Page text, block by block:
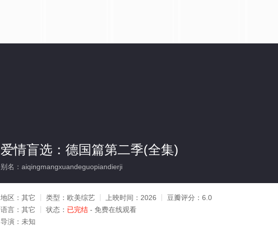
爱情盲选：德国篇第二季(全集)
别名：aiqingmangxuandeguopiandierji
地区： 其它 类型： 欧美综艺 上映时间： 2026 豆瓣评分： 6.0
语言： 其它 状态： 已完结 - 免费在线观看
导演： 未知